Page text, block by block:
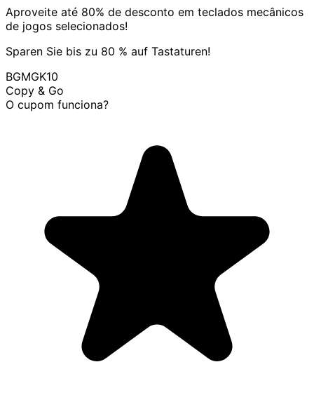
Aproveite até 80% de desconto em teclados mecânicos
de jogos selecionados!
Sparen Sie bis zu 80 % auf Tastaturen!
BGMGK10
Copy & Go
O cupom funciona?